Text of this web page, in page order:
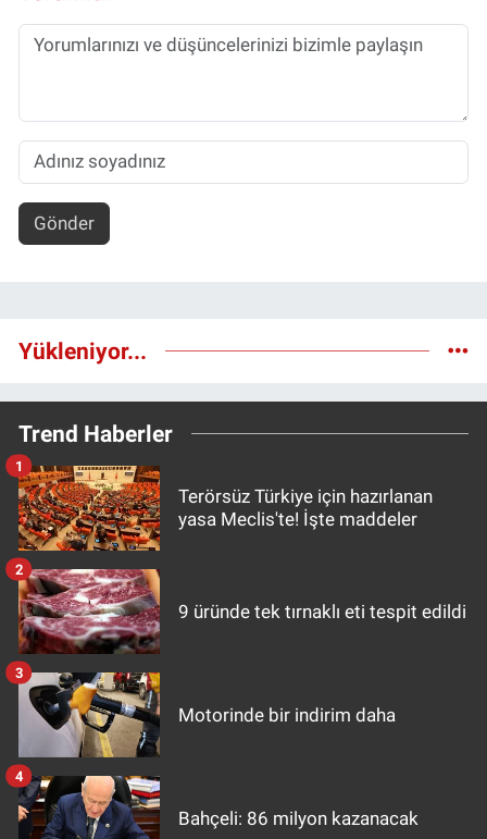
Gönder
Yükleniyor...
Trend Haberler
Terörsüz Türkiye için hazırlanan
yasa Meclis'te! İşte maddeler
1
9 üründe tek tırnaklı eti tespit edildi
2
Motorinde bir indirim daha
3
Bahçeli: 86 milyon kazanacak
4